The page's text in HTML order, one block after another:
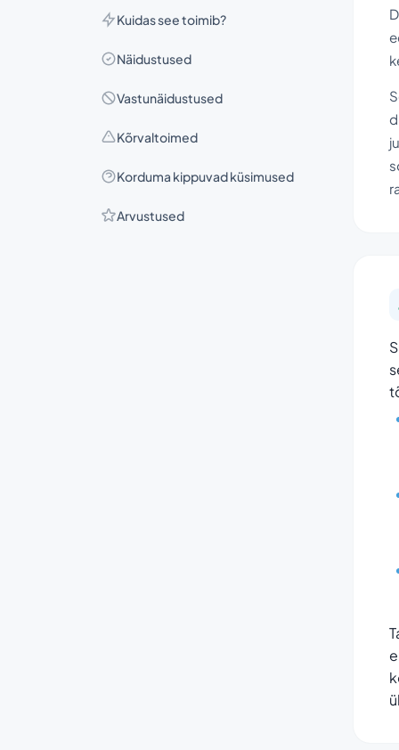
Kuidas see toimib?
Näidustused
Vastunäidustused
Kõrvaltoimed
Korduma kippuvad küsimused
Arvustused